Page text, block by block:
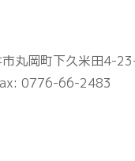
丸岡町下久米田4-
0776-66-2483